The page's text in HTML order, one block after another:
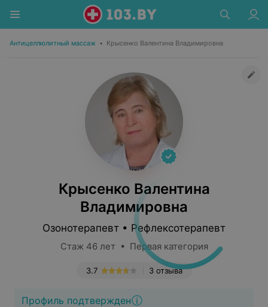
Антицеллюлитный массаж • Крысенко Валентина Владимировна
Крысенко Валентина
Владимировна
Озонотерапевт • Рефлексотерапевт
Стаж 46 лет • Первая категория
3 отзыва
3.7
Профиль подтвержден